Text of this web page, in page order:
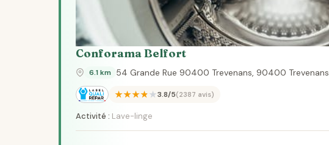
Conforama Belfort
6.1 km 54 Grande Rue 90400 Trevenans, 90400 Trevenans
★★★★★3.8/5(2387 avis)
Activité : Lave-linge